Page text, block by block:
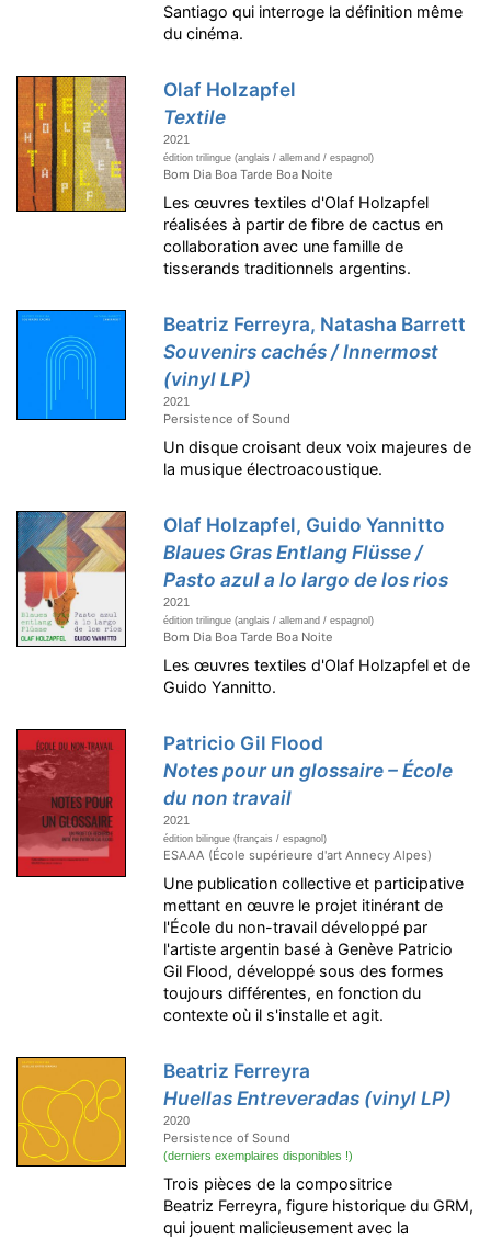
Santiago qui interroge la définition même
du cinéma.
Olaf Holzapfel
Textile
2021
édition trilingue (anglais / allemand / espagnol)
Bom Dia Boa Tarde Boa Noite
Les œuvres textiles d'Olaf Holzapfel
réalisées à partir de fibre de cactus en
collaboration avec une famille de
tisserands traditionnels argentins.
Beatriz Ferreyra, Natasha Barrett
Souvenirs cachés / Innermost
(vinyl LP)
2021
Persistence of Sound
Un disque croisant deux voix majeures de
la musique électroacoustique.
Olaf Holzapfel, Guido Yannitto
Blaues Gras Entlang Flüsse /
Pasto azul a lo largo de los rios
2021
édition trilingue (anglais / allemand / espagnol)
Bom Dia Boa Tarde Boa Noite
Les œuvres textiles d'Olaf Holzapfel et de
Guido Yannitto.
Patricio Gil Flood
Notes pour un glossaire – École
du non travail
2021
édition bilingue (français / espagnol)
ESAAA (École supérieure d'art Annecy Alpes)
Une publication collective et participative
mettant en œuvre le projet itinérant de
l'École du non-travail développé par
l'artiste argentin basé à Genève Patricio
Gil Flood, développé sous des formes
toujours différentes, en fonction du
contexte où il s'installe et agit.
Beatriz Ferreyra
Huellas Entreveradas (vinyl LP)
2020
Persistence of Sound
(derniers exemplaires disponibles !)
Trois pièces de la compositrice
Beatriz Ferreyra, figure historique du GRM,
qui jouent malicieusement avec la